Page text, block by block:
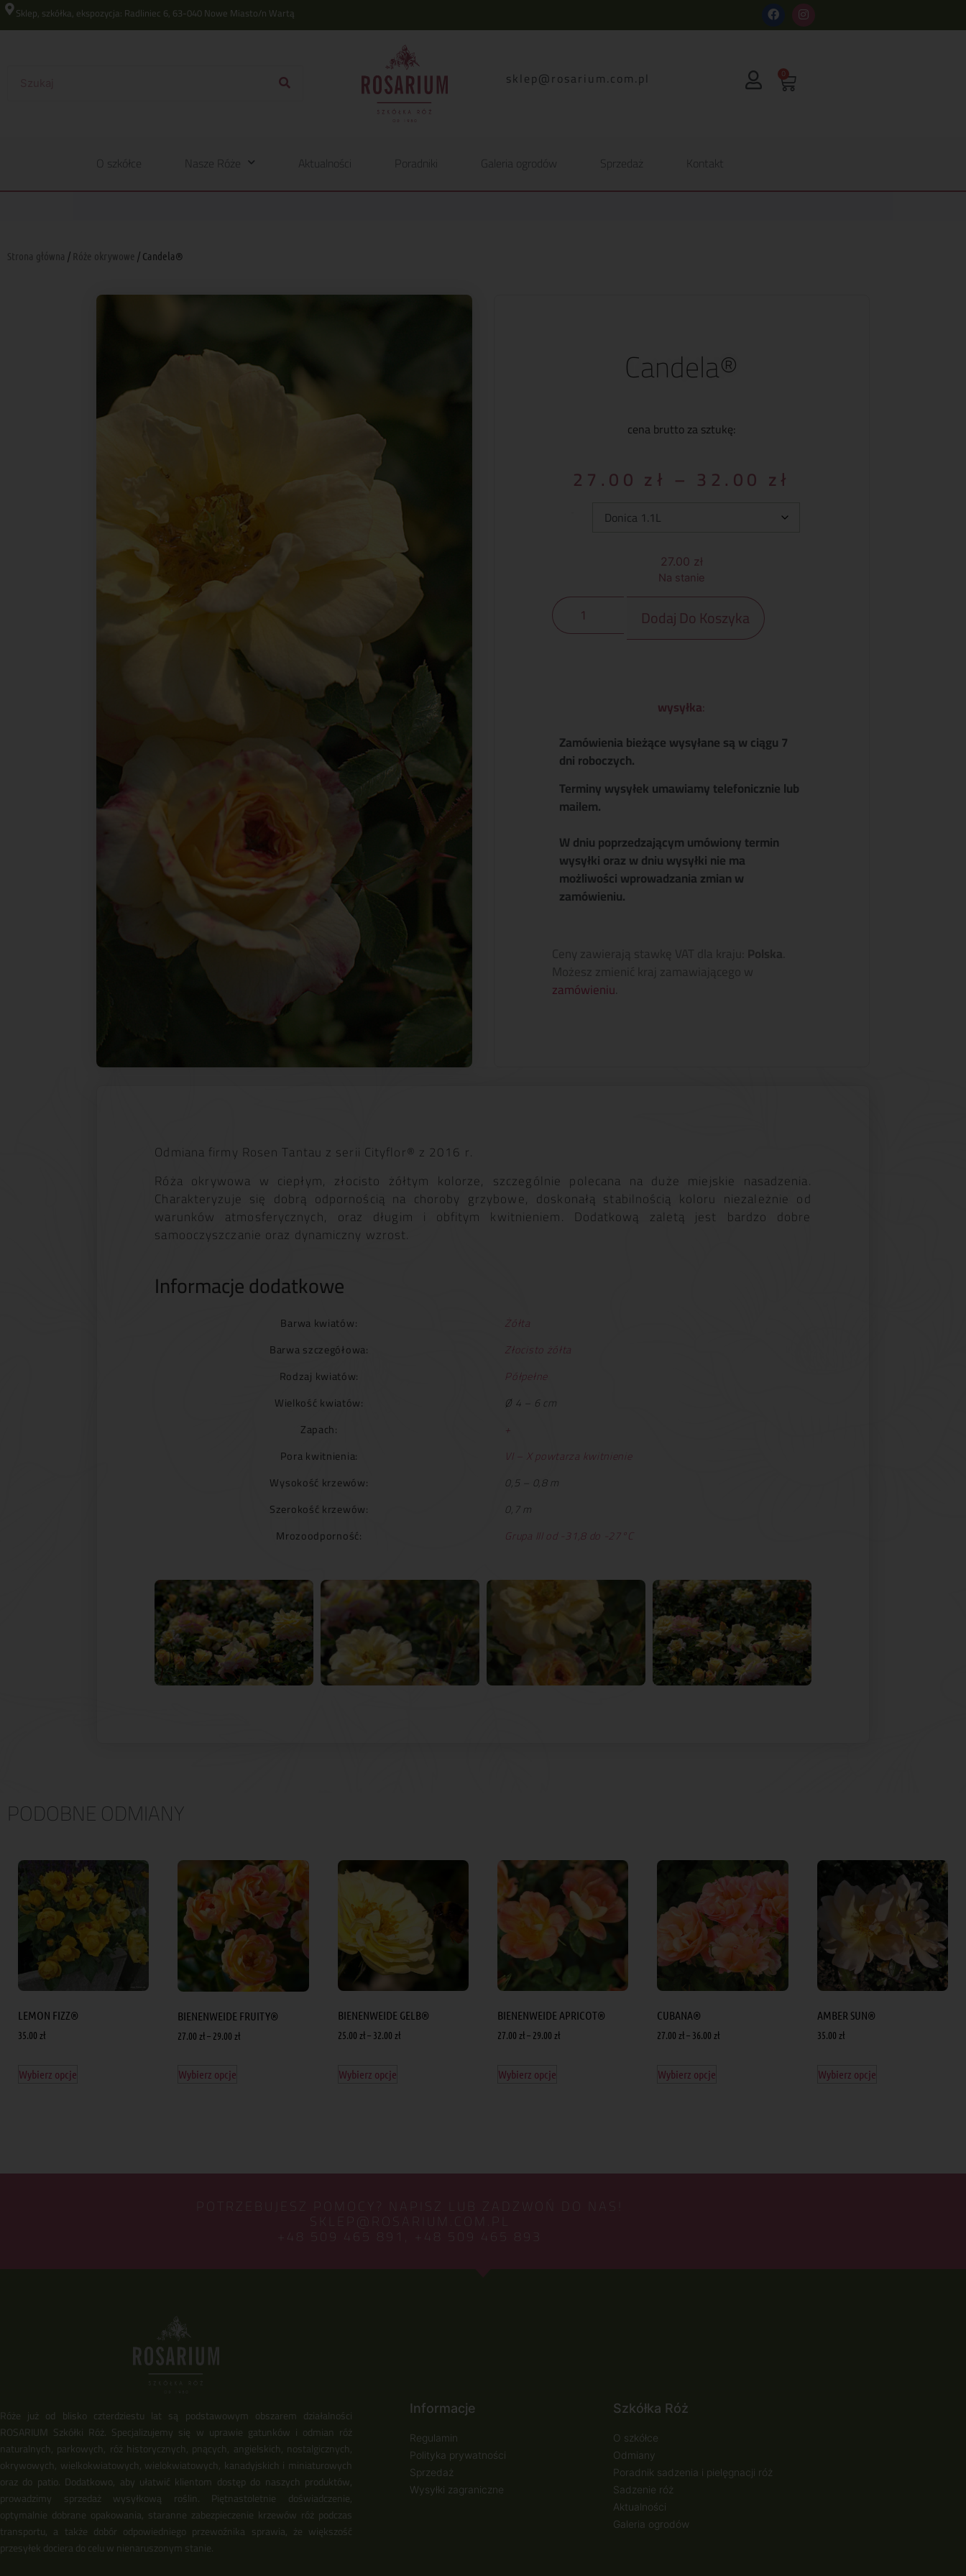
Sklep, szkółka, ekspozycja: Radliniec 6, 63-040 Nowe Miasto/n Wartą
lp.moc.muirasor@pelks 0
O szkółce Nasze Róże Aktualności Poradniki Galeria ogrodów Sprzedaż Kontakt
Strona główna / Róże okrywowe / Candela®
Candela®
cena brutto za sztukę:
27.00 zł – 32.00 zł
27.00 zł
Na stanie
Dodaj Do Koszyka
wysyłka:
Zamówienia bieżące wysyłane są w ciągu 7
dni roboczych.
Terminy wysyłek umawiamy telefonicznie lub
mailem.
W dniu poprzedzającym umówiony termin
wysyłki oraz w dniu wysyłki nie ma
możliwości wprowadzania zmian w
zamówieniu.
Ceny zawierają stawkę VAT dla kraju: Polska
Możesz zmienić kraj zamawiającego w
zamówieniu
Odmiana firmy Rosen Tantau z serii Cityflor® z 2016 r.
Róża okrywowa w ciepłym, złocisto żółtym kolorze, szczególnie polecana na duże miejskie nasadzenia.
Charakteryzuje się dobrą odpornością na choroby grzybowe, doskonałą stabilnością koloru niezależnie od
warunków atmosferycznych, oraz długim i obfitym kwitnieniem. Dodatkową zaletą jest bardzo dobre
samooczyszczanie oraz dynamiczny wzrost.
Informacje dodatkowe
Barwa kwiatów:
Żółta
Barwa szczegółowa:
Złocisto żółta
Rodzaj kwiatów:
Półpełne
Wielkość kwiatów:
Ø 4 – 6 cm
Zapach:
+
Pora kwitnienia:
VI – X powtarza kwitnienie
Wysokość krzewów:
0,5 – 0,8 m
Szerokość krzewów:
0,7 m
Mrozoodporność:
Grupa III od -31,8 do -27°C
PODOBNE ODMIANY
LEMON FIZZ®
35.00 zł
Wybierz opcje
BIENENWEIDE FRUITY®
27.00 zł– 29.00 zł
Wybierz opcje
BIENENWEIDE GELB®
25.00 zł– 32.00 zł
Wybierz opcje
BIENENWEIDE APRICOT®
27.00 zł– 29.00 zł
Wybierz opcje
CUBANA®
27.00 zł– 36.00 zł
Wybierz opcje
AMBER SUN®
35.00 zł
Wybierz opcje
POTRZEBUJESZ POMOCY? NAPISZ LUB ZADZWOŃ DO NAS!
SKLEP@ROSARIUM.COM.PL
+48 509 465 891, +48 509 465 893
Róże już od blisko czterdziestu lat są podstawowym obszarem działalności
ROSARIUM Szkółki Róż. Specjalizujemy się w uprawie gatunków i odmian róż
naturalnych, parkowych, róż historycznych, pnących, angielskich, nostalgicznych,
okrywowych, wielkokwiatowych, wielokwiatowych, kanadyjskich i miniaturowych
oraz do patio. Dodatkowo, aby ułatwić klientom dostęp do naszych produktów,
prowadzimy sprzedaż wysyłkową roślin. Piętnastoletnie doświadczenie,
optymalnie dobrane opakowania, staranne zabezpieczenie krzewów róż podczas
transportu, a także dobór odpowiedniego przewoźnika sprawia, że większość
przesyłek dociera do celu w nienaruszonym stanie.
Informacje
Regulamin
Polityka prywatności
Sprzedaż
Wysyłki zagraniczne
Szkółka Róż
O szkółce
Odmiany
Poradnik sadzenia i pielęgnacji róż
Sadzenie róż
Aktualności
Galeria ogrodów